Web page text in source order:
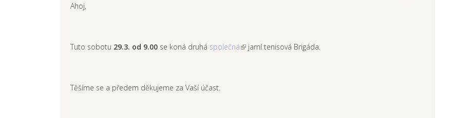
Ahoj,
Tuto sobotu 29.3. od 9.00 se koná druhá společná jarní tenisová Brigáda.
Těšíme se a předem děkujeme za Vaší účast.